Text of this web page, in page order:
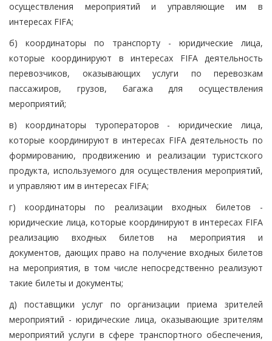
осуществления мероприятий и управляющие им в
интересах FIFA;
б) координаторы по транспорту - юридические лица,
которые координируют в интересах FIFA деятельность
перевозчиков, оказывающих услуги по перевозкам
пассажиров, грузов, багажа для осуществления
мероприятий;
в) координаторы туроператоров - юридические лица,
которые координируют в интересах FIFA деятельность по
формированию, продвижению и реализации туристского
продукта, используемого для осуществления мероприятий,
и управляют им в интересах FIFA;
г) координаторы по реализации входных билетов -
юридические лица, которые координируют в интересах FIFA
реализацию входных билетов на мероприятия и
документов, дающих право на получение входных билетов
на мероприятия, в том числе непосредственно реализуют
такие билеты и документы;
д) поставщики услуг по организации приема зрителей
мероприятий - юридические лица, оказывающие зрителям
мероприятий услуги в сфере транспортного обеспечения,